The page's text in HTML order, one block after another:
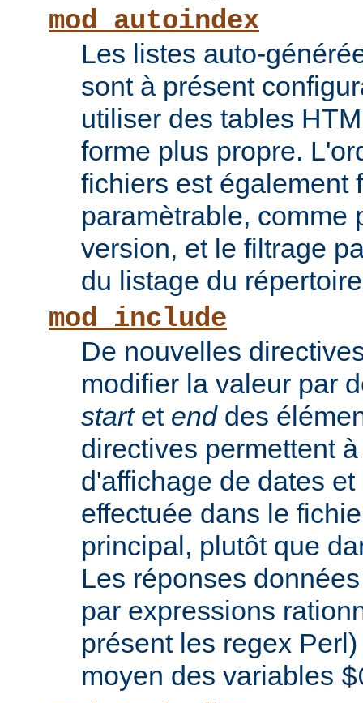
mod_autoindex
Les listes auto-
sont à présent
utiliser des tables
forme plus propre.
fichiers est également
paramètrable, comme
version, et le filtrage
du listage du
mod_include
De nouvelles
modifier la valeur par
startet enddes
directives permettent
d'affichage de dates
effectuée dans le
principal, plutôt que
Les réponses
par expressions
présent les regex
moyen des variables